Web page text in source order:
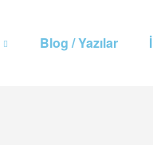
Blog / Yazılar